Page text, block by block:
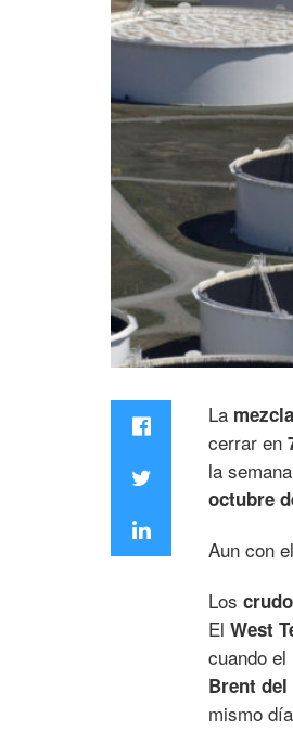
La
cerrar en
la
octubre
Aun con
Los
El West
cuando
Brent
mismo